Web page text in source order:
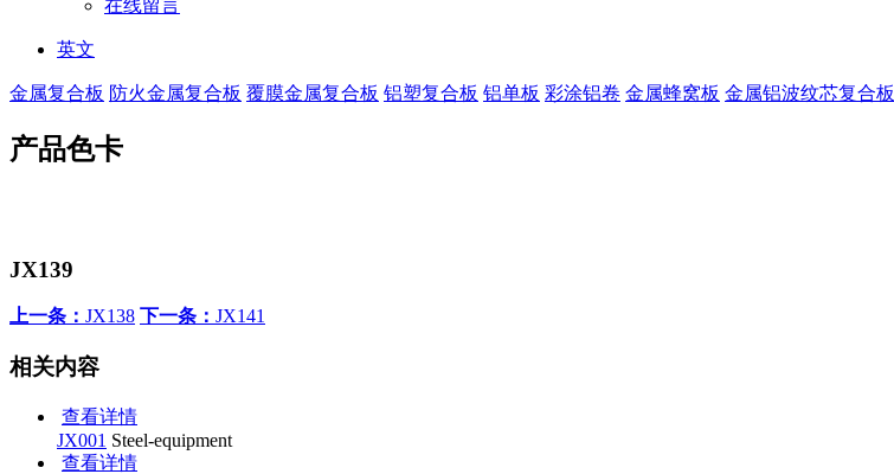
在线留言
英文
金属复合板 防火金属复合板 覆膜金属复合板 铝塑复合板 铝单板 彩涂铝卷 金属蜂窝板 金属铝波纹芯复合板
产品色卡
JX139
上一条： JX138 下一条： JX141
相关内容
查看详情
JX001 Steel-equipment
查看详情